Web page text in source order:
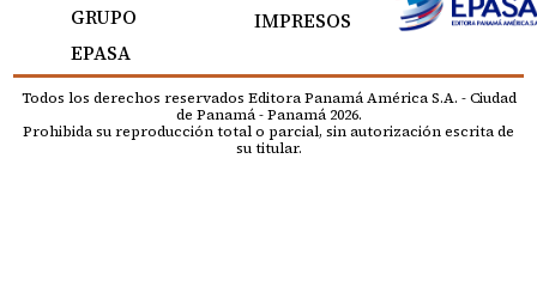
GRUPO
EPASA
IMPRESOS
Todos los derechos reservados Editora Panamá América S.A. - Ciudad
de Panamá - Panamá 2026.
Prohibida su reproducción total o parcial, sin autorización escrita de
su titular.